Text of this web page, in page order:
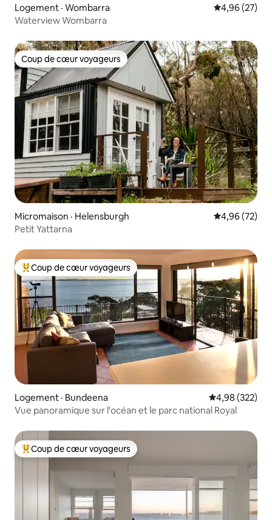
Logement · Wombarra Note
4,96 (27)
Waterview Wombarra
Coup de cœur voyageurs
Coup de cœur voyageurs
Micromaison · Helensburgh Note
4,96 (72)
Petit Yattarna
Coup de cœur voyageurs parmi les plus aimés
Coup de cœur voyageurs
Logement · Bundeena Note
4,98 (322)
Vue panoramique sur l'océan et le parc national Royal
Coup de cœur voyageurs parmi les plus aimés
Coup de cœur voyageurs